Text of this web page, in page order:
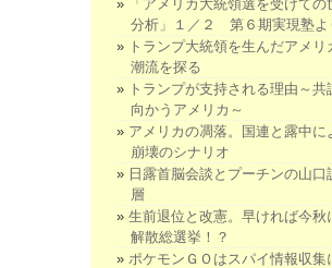
「アメリカ大統領選を受けての
分析」１／２ 第６期実現塾よ
トランプ大統領を生んだアメリ
潮流を探る
トランプが支持される理由～共
向かうアメリカ～
アメリカの凋落。国連と露中に
崩壊のシナリオ
日露首脳会談とプーチンの山口
層
生前退位と改憲。早ければ今秋
解散総選挙！？
ポケモンＧＯはスパイ情報収集